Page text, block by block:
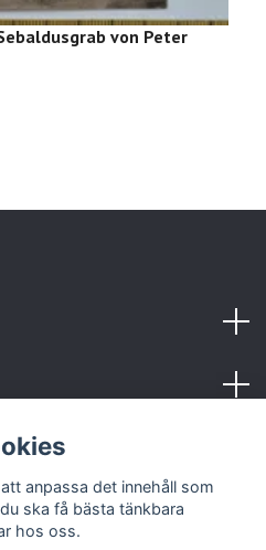
von Peter
anpassa det innehåll som
ska få bästa tänkbara
hos oss.